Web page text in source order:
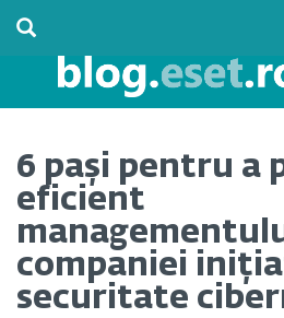
6 pași pentru a
eficient
companiei
securitate